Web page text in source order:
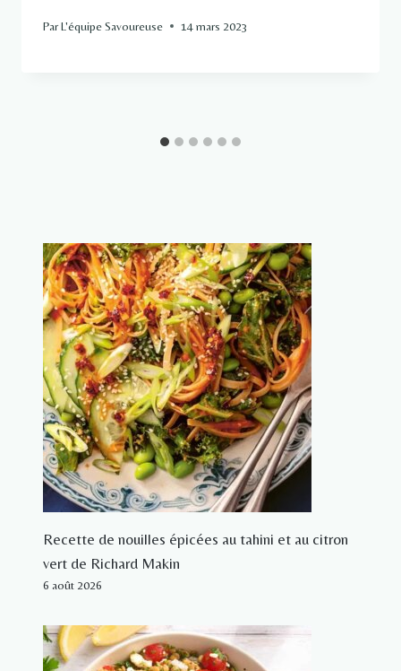
ParL'équipe Savoureuse 14 mars 2023
Recette de nouilles épicées au tahini et au citron
vert de Richard Makin
6 août 2026